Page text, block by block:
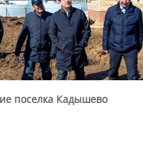
поселка Кадышево